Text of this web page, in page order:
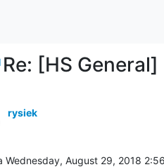
Re: [HS
rysiek
Wednesday, August 29, 2018